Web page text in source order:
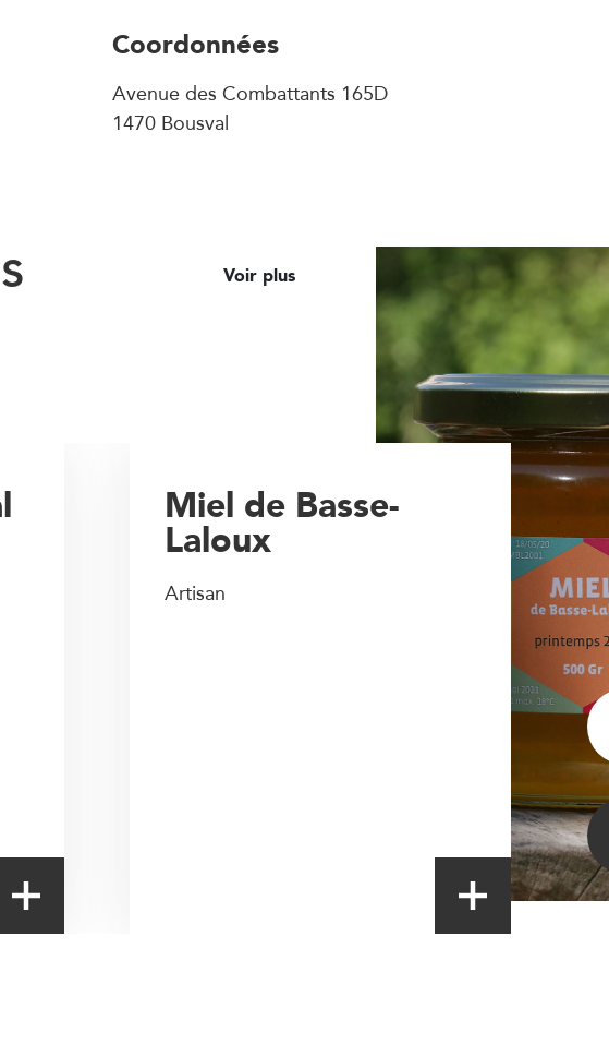
Coordonnées
Avenue des Combattants 165D
1470 Bousval
Voir plus
Miel de Basse-
Laloux
Artisan